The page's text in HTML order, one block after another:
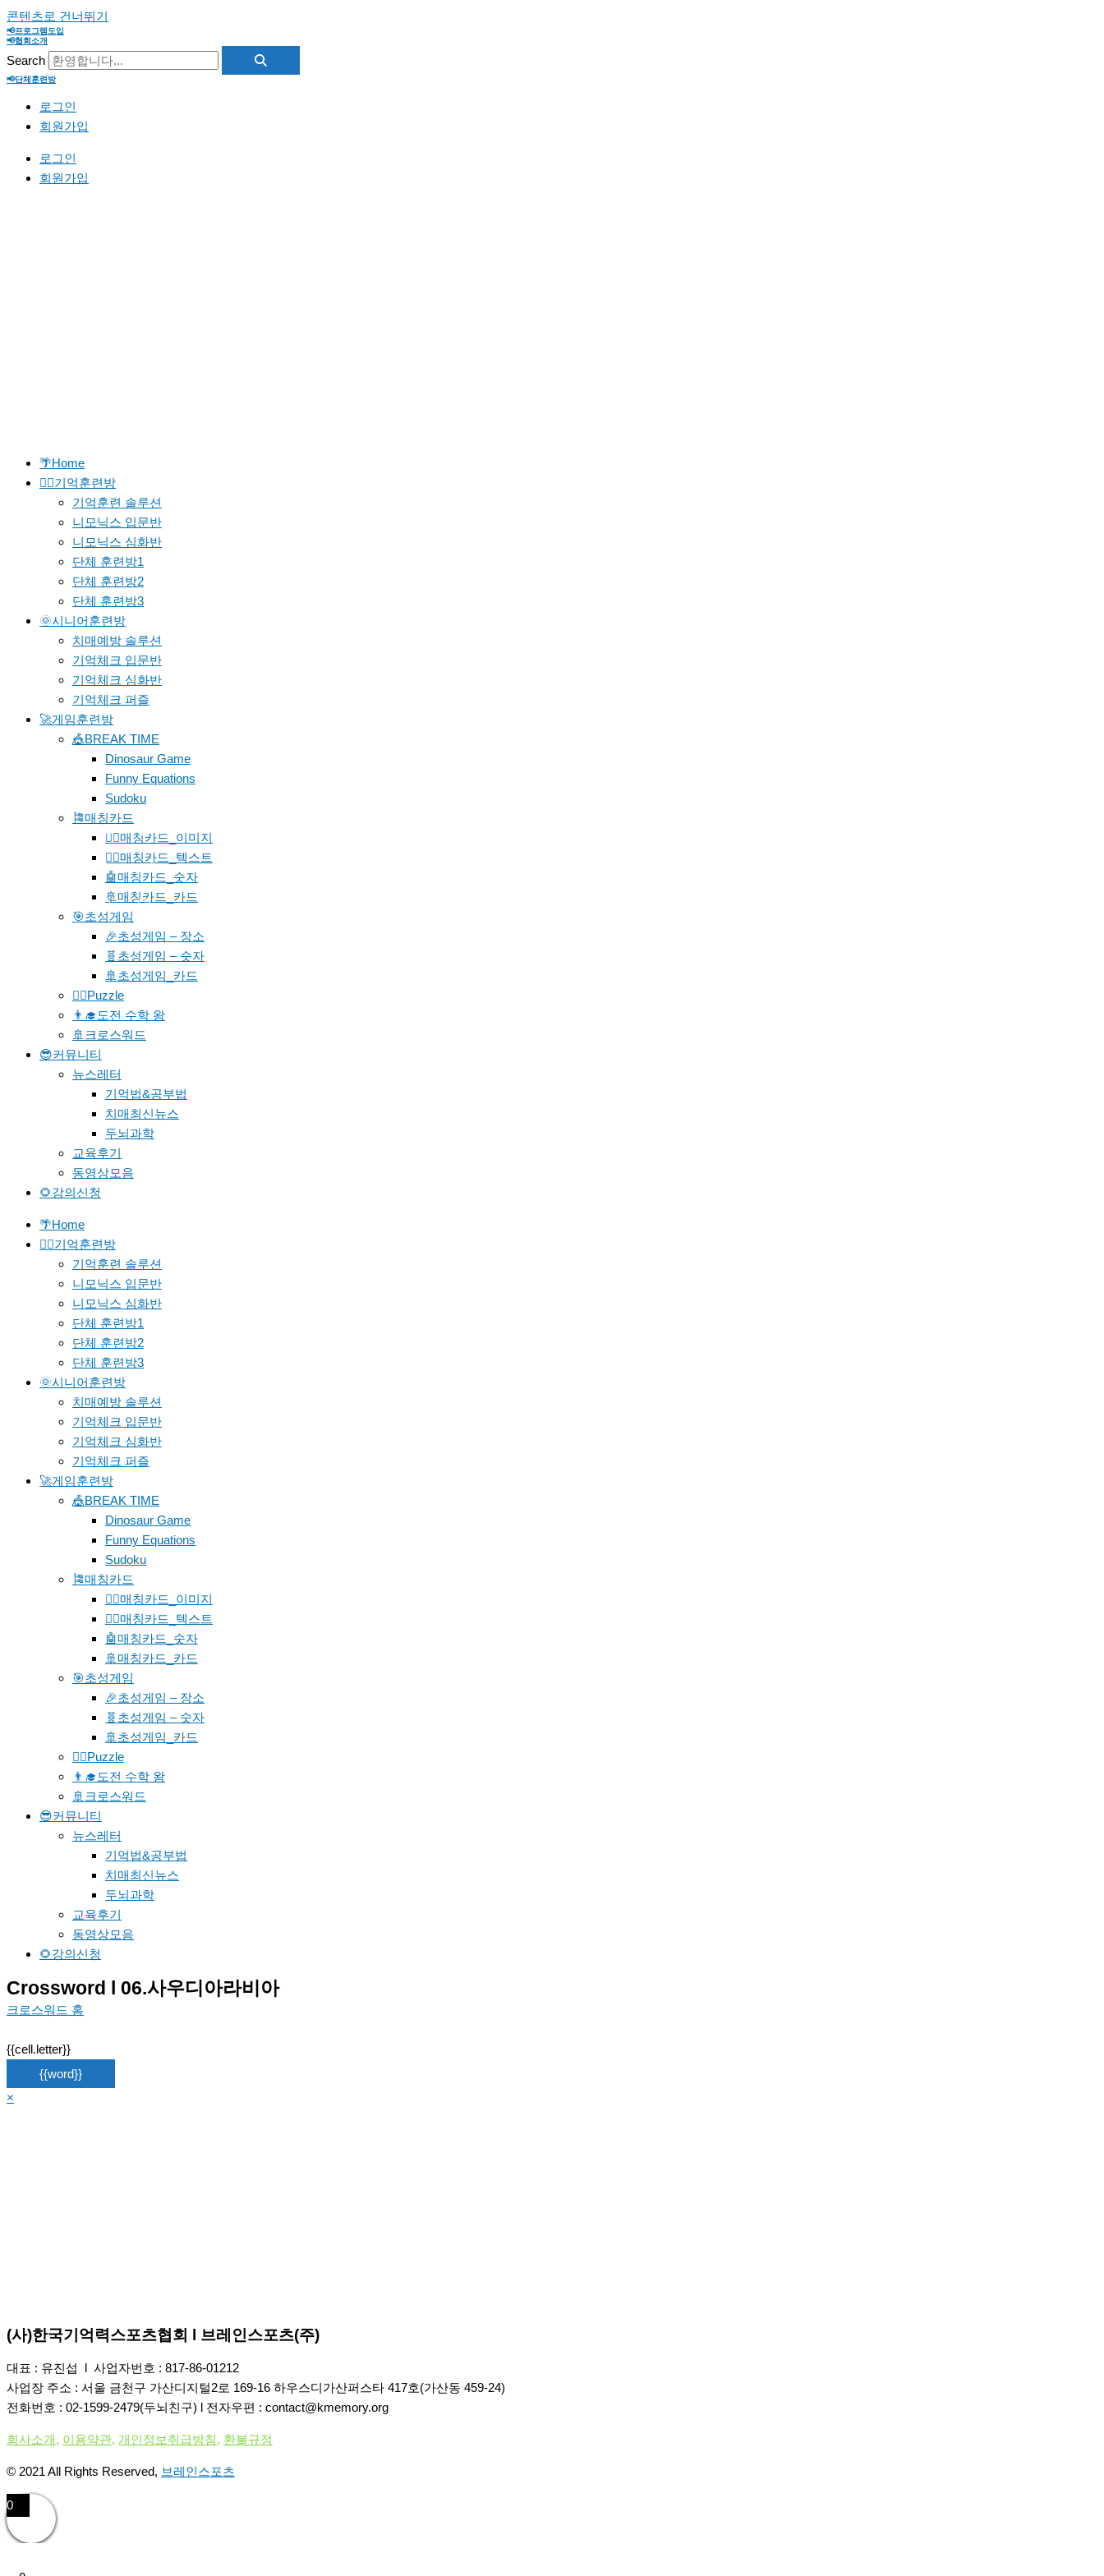
콘텐츠로 건너뛰기
📢프로그램도입
📢협회소개
Search
📢단체훈련방
로그인
회원가입
로그인
회원가입
🌴Home
🐱‍🚀기억훈련방
기억훈련 솔루션
니모닉스 입문반
니모닉스 심화반
단체 훈련방1
단체 훈련방2
단체 훈련방3
🌞시니어훈련방
치매예방 솔루션
기억체크 입문반
기억체크 심화반
기억체크 퍼즐
🚀게임훈련방
🎪BREAK TIME
Dinosaur Game
Funny Equations
Sudoku
🎏매칭카드
🐱‍🚀매칭카드_이미지
🐱‍👓매칭카드_텍스트
🤖매칭카드_숫자
🚢매칭카드_카드
🎯초성게임
🎉초성게임 – 장소
🧬초성게임 – 숫자
🚢초성게임_카드
🧗‍♀️Puzzle
👨‍🎓도전 수학 왕
🚢크로스워드
😎커뮤니티
뉴스레터
기억법&공부법
치매최신뉴스
두뇌과학
교육후기
동영상모음
🌻강의신청
🌴Home
🐱‍🚀기억훈련방
기억훈련 솔루션
니모닉스 입문반
니모닉스 심화반
단체 훈련방1
단체 훈련방2
단체 훈련방3
🌞시니어훈련방
치매예방 솔루션
기억체크 입문반
기억체크 심화반
기억체크 퍼즐
🚀게임훈련방
🎪BREAK TIME
Dinosaur Game
Funny Equations
Sudoku
🎏매칭카드
🐱‍🚀매칭카드_이미지
🐱‍👓매칭카드_텍스트
🤖매칭카드_숫자
🚢매칭카드_카드
🎯초성게임
🎉초성게임 – 장소
🧬초성게임 – 숫자
🚢초성게임_카드
🧗‍♀️Puzzle
👨‍🎓도전 수학 왕
🚢크로스워드
😎커뮤니티
뉴스레터
기억법&공부법
치매최신뉴스
두뇌과학
교육후기
동영상모음
🌻강의신청
Crossword l 06.사우디아라비아
크로스워드 홈
{{cell.letter}}
{{word}}
×
(사)한국기억력스포츠협회 l 브레인스포츠(주)
대표 : 유진섭 l 사업자번호 : 817-86-01212
사업장 주소 : 서울 금천구 가산디지털2로 169-16 하우스디가산퍼스타 417호(가산동 459-24)
전화번호 : 02-1599-2479(두뇌친구) l 전자우편 : contact@kmemory.org
회사소개, 이용약관, 개인정보취급방침, 환불규정
© 2021 All Rights Reserved, 브레인스포츠
페북
카페
문의
0